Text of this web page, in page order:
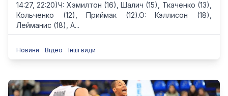
14:27, 22:20)Ч: Хэмилтон (16), Шалич (15), Ткаченко (13),
Кольченко (12), Приймак (12).О: Кэллисон (18),
Лейманис (18), А...
Новини Відео Інші види